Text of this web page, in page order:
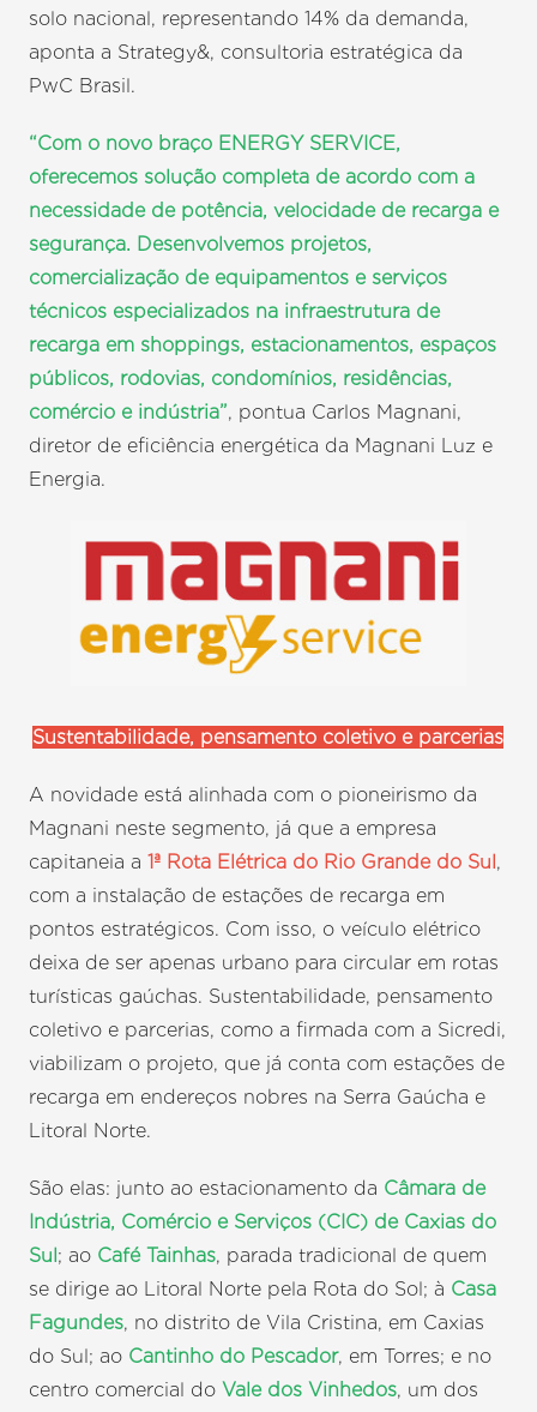
solo nacional, representando 14% da demanda,
aponta a Strategy&, consultoria estratégica da
PwC Brasil.
“Com o novo braço ENERGY SERVICE,
oferecemos solução completa de acordo com a
necessidade de potência, velocidade de recarga e
segurança. Desenvolvemos projetos,
comercialização de equipamentos e serviços
técnicos especializados na infraestrutura de
recarga em shoppings, estacionamentos, espaços
públicos, rodovias, condomínios, residências,
comércio e indústria”, pontua Carlos Magnani,
diretor de eficiência energética da Magnani Luz e
Energia.
Sustentabilidade, pensamento coletivo e parcerias
A novidade está alinhada com o pioneirismo da
Magnani neste segmento, já que a empresa
capitaneia a1ª Rota Elétrica do Rio Grande do Sul,
com a instalação de estações de recarga em
pontos estratégicos. Com isso, o veículo elétrico
deixa de ser apenas urbano para circular em rotas
turísticas gaúchas. Sustentabilidade, pensamento
coletivo e parcerias, como a firmada com a Sicredi,
viabilizam o projeto, que já conta com estações de
recarga em endereços nobres na Serra Gaúcha e
Litoral Norte.
São elas: junto ao estacionamento da Câmara de
Indústria, Comércio e Serviços (CIC) de Caxias do
Sul; ao Café Tainhas, parada tradicional de quem
se dirige ao Litoral Norte pela Rota do Sol; à Casa
Fagundes, no distrito de Vila Cristina, em Caxias
do Sul; ao Cantinho do Pescador, em Torres; e no
centro comercial do Vale dos Vinhedos, um dos